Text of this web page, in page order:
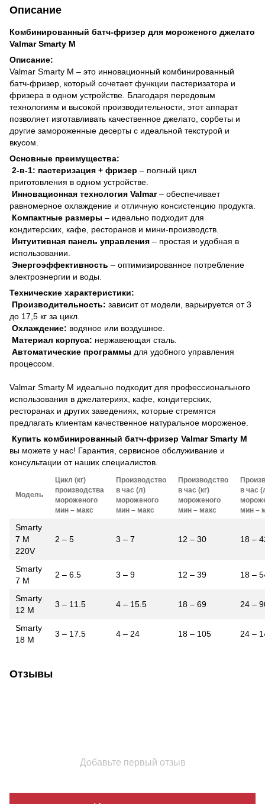
Описание
Комбинированный батч-фризер для мороженого джелато
Valmar Smarty M
Описание:
Valmar Smarty M – это инновационный комбинированный
батч-фризер, который сочетает функции пастеризатора и
фризера в одном устройстве. Благодаря передовым
технологиям и высокой производительности, этот аппарат
позволяет изготавливать качественное джелато, сорбеты и
другие замороженные десерты с идеальной текстурой и
вкусом.
Основные преимущества:
2-в-1: пастеризация + фризер – полный цикл
приготовления в одном устройстве.
Инновационная технология Valmar– обеспечивает
равномерное охлаждение и отличную консистенцию продукта.
Компактные размеры – идеально подходит для
кондитерских, кафе, ресторанов и мини-производств.
Интуитивная панель управления – простая и удобная в
использовании.
Энергоэффективность – оптимизированное потребление
электроэнергии и воды.
Технические характеристики:
Производительность: зависит от модели, варьируется от 3
до 17,5 кг за цикл.
Охлаждение: водяное или воздушное.
Материал корпуса: нержавеющая сталь.
Автоматические программы для удобного управления
процессом.
Valmar Smarty M идеально подходит для профессионального
использования в джелатериях, кафе, кондитерских,
ресторанах и других заведениях, которые стремятся
предлагать клиентам качественное натуральное мороженое.
Купить комбинированный батч-фризер Valmar Smarty M
вы можете у нас! Гарантия, сервисное обслуживание и
консультации от наших специалистов.
Модель
Цикл (кг)
производства
мороженого
мин – макс
Производство
в час (л)
мороженого
мин – макс
Производство
в час (кг)
мороженого
мин – макс
в час
мин –
Smarty
7 M
220V
2 – 5 3 – 7 12 – 30 18 –
Smarty
7 M
2 – 6.5 3 – 9 12 – 39 18 –
Smarty
12 M
3 – 11.5 4 – 15.5 18 – 69 24 –
Smarty
18 M
3 – 17.5 4 – 24 18 – 105 24 –
Отзывы
Добавьте первый отзыв